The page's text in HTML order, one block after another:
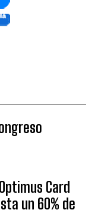
Card
un 60% de